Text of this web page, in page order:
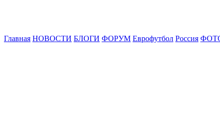
Главная НОВОСТИ БЛОГИ ФОРУМ Еврофутбол Россия